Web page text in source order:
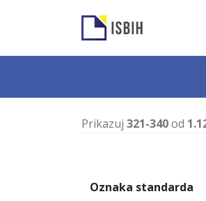
Prikazuj 321-340od
Oznaka standarda